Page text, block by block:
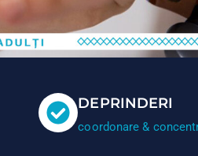
DEPRINDERI
coordonare &